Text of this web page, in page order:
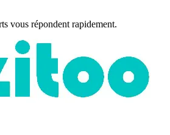
vous répondent rapidement.